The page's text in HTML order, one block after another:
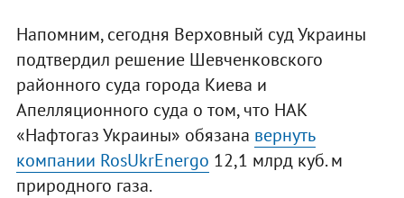
Напомним, сегодня Верховный суд Украины
подтвердил решение Шевченковского
районного суда города Киева и
Апелляционного суда о том, что НАК
«Нафтогаз Украины» обязана вернуть
компании RosUkrEnergo 12,1 млрд куб. м
природного газа.